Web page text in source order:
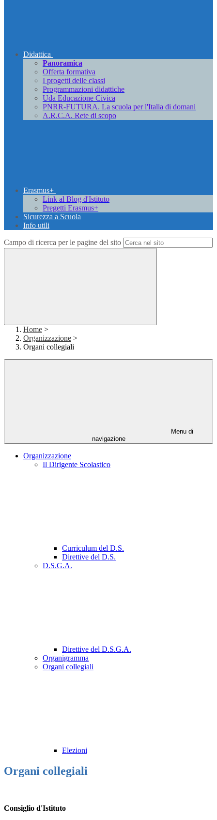
Didattica
Panoramica
Offerta formativa
I progetti delle classi
Programmazioni didattiche
Uda Educazione Civica
PNRR-FUTURA. La scuola per l'Italia di domani
A.R.C.A. Rete di scopo
Erasmus+
Link al Blog d'Istituto
Pregetti Erasmus+
Sicurezza a Scuola
Info utili
Campo di ricerca per le pagine del sito
Home >
Organizzazione >
Organi collegiali
Menu di
navigazione
Organizzazione
Il Dirigente Scolastico
Curriculum del D.S.
Direttive del D.S.
D.S.G.A.
Direttive del D.S.G.A.
Organigramma
Organi collegiali
Elezioni
Organi collegiali
Consiglio d'Istituto